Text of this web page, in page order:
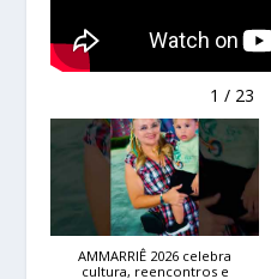
1 / 23
AMMARRIÊ 2026 celebra
cultura, reencontros e